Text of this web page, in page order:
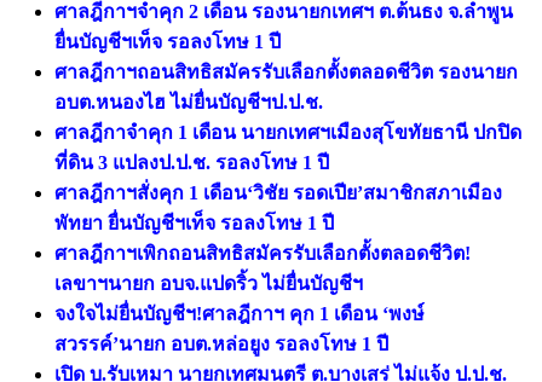
ศาลฎีกาฯจำคุก 2 เดือน รองนายกเทศฯ ต.ต้นธง จ.ลำพูน
ยื่นบัญชีฯเท็จ รอลงโทษ 1 ปี
ศาลฎีกาฯถอนสิทธิสมัครรับเลือกตั้งตลอดชีวิต รองนายก
อบต.หนองไฮ ไม่ยื่นบัญชีฯป.ป.ช.
ศาลฎีกาจำคุก 1 เดือน นายกเทศฯเมืองสุโขทัยธานี ปกปิด
ที่ดิน 3 แปลงป.ป.ช. รอลงโทษ 1 ปี
ศาลฎีกาฯสั่งคุก 1 เดือน‘วิชัย รอดเปีย’สมาชิกสภาเมือง
พัทยา ยื่นบัญชีฯเท็จ รอลงโทษ 1 ปี
ศาลฎีกาฯเพิกถอนสิทธิสมัครรับเลือกตั้งตลอดชีวิต!
เลขาฯนายก อบจ.แปดริ้ว ไม่ยื่นบัญชีฯ
จงใจไม่ยื่นบัญชีฯ!ศาลฎีกาฯ คุก 1 เดือน ‘พงษ์
สวรรค์’นายก อบต.หล่อยูง รอลงโทษ 1 ปี
เปิด บ.รับเหมา นายกเทศมนตรี ต.บางเสร่ ไม่แจ้ง ป.ป.ช.